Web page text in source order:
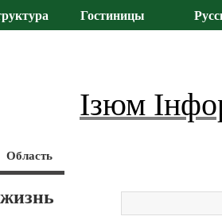
Гостиницы
Ізюм
Область